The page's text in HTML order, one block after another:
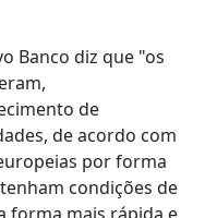
Banco diz que "os
de
de acordo com
por forma
condições de